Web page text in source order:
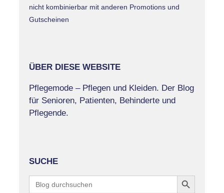
nicht kombinierbar mit anderen Promotions und
Gutscheinen
ÜBER DIESE WEBSITE
Pflegemode – Pflegen und Kleiden. Der Blog
für Senioren, Patienten, Behinderte und
Pflegende.
SUCHE
Search
for:
Search Button